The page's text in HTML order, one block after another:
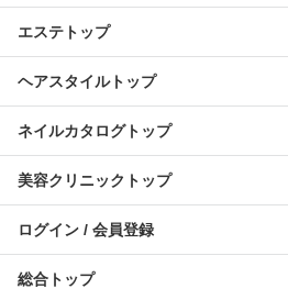
エステトップ
ヘアスタイルトップ
ネイルカタログトップ
美容クリニックトップ
ログイン / 会員登録
総合トップ